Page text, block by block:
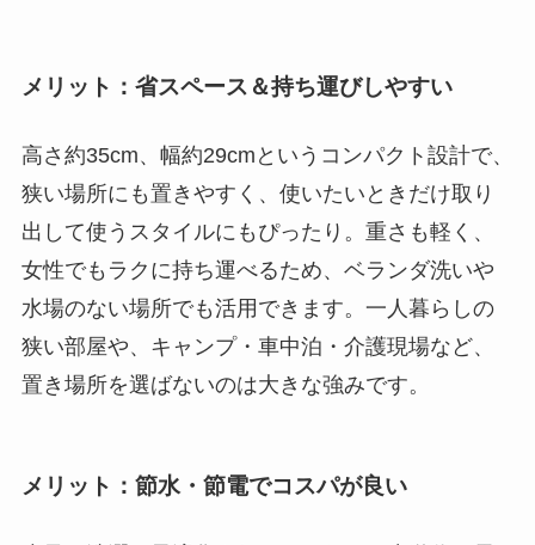
メリット：省スペース＆持ち運びしやすい
高さ約35cm、幅約29cmというコンパクト設計で、
狭い場所にも置きやすく、使いたいときだけ取り
出して使うスタイルにもぴったり。重さも軽く、
女性でもラクに持ち運べるため、ベランダ洗いや
水場のない場所でも活用できます。一人暮らしの
狭い部屋や、キャンプ・車中泊・介護現場など、
置き場所を選ばないのは大きな強みです。
メリット：節水・節電でコスパが良い